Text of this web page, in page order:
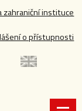
zahraniční instituce
o přístupnosti